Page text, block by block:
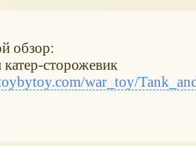
обзор:
катер-сторожевик
war_toy/